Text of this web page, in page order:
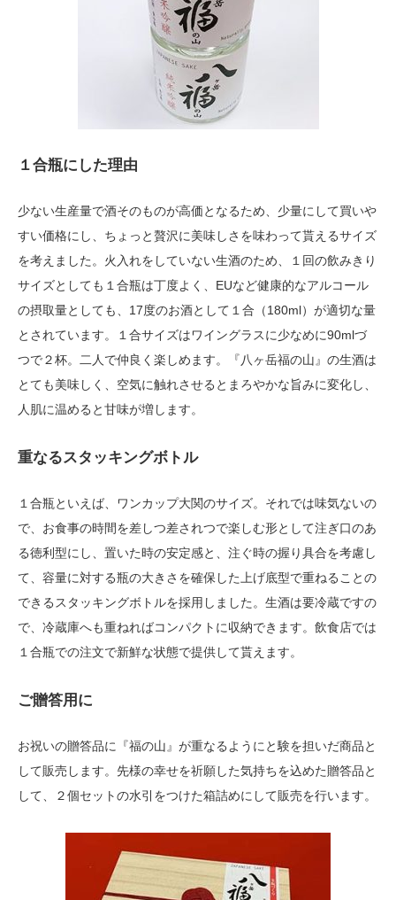
１合瓶にした理由
少ない生産量で酒そのものが高価となるため、少量にして買いや
すい価格にし、ちょっと贅沢に美味しさを味わって貰えるサイズ
を考えました。火入れをしていない生酒のため、１回の飲みきり
サイズとしても１合瓶は丁度よく、EUなど健康的なアルコール
の摂取量としても、17度のお酒として１合（180ml）が適切な量
とされています。１合サイズはワイングラスに少なめに90mlづ
つで２杯。二人で仲良く楽しめます。『八ヶ岳福の山』の生酒は
とても美味しく、空気に触れさせるとまろやかな旨みに変化し、
人肌に温めると甘味が増します。
重なるスタッキングボトル
１合瓶といえば、ワンカップ大関のサイズ。それでは味気ないの
で、お食事の時間を差しつ差されつで楽しむ形として注ぎ口のあ
る徳利型にし、置いた時の安定感と、注ぐ時の握り具合を考慮し
て、容量に対する瓶の大きさを確保した上げ底型で重ねることの
できるスタッキングボトルを採用しました。生酒は要冷蔵ですの
で、冷蔵庫へも重ねればコンパクトに収納できます。飲食店では
１合瓶での注文で新鮮な状態で提供して貰えます。
ご贈答用に
お祝いの贈答品に『福の山』が重なるようにと験を担いだ商品と
して販売します。先様の幸せを祈願した気持ちを込めた贈答品と
して、２個セットの水引をつけた箱詰めにして販売を行います。